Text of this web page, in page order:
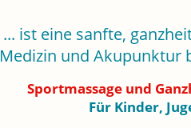
... ist eine sanfte,
Medizin und Akupunktur
Sportmassage und
Für Kinder,